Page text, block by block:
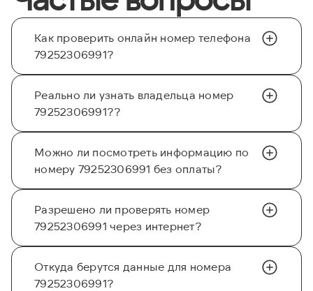
Как проверить онлайн номер телефона
79252306991?
Реально ли узнать владельца номер
79252306991??
Можно ли посмотреть информацию по
номеру 79252306991 без оплаты?
Разрешено ли проверять номер
79252306991 через интернет?
Откуда берутся данные для номера
79252306991?